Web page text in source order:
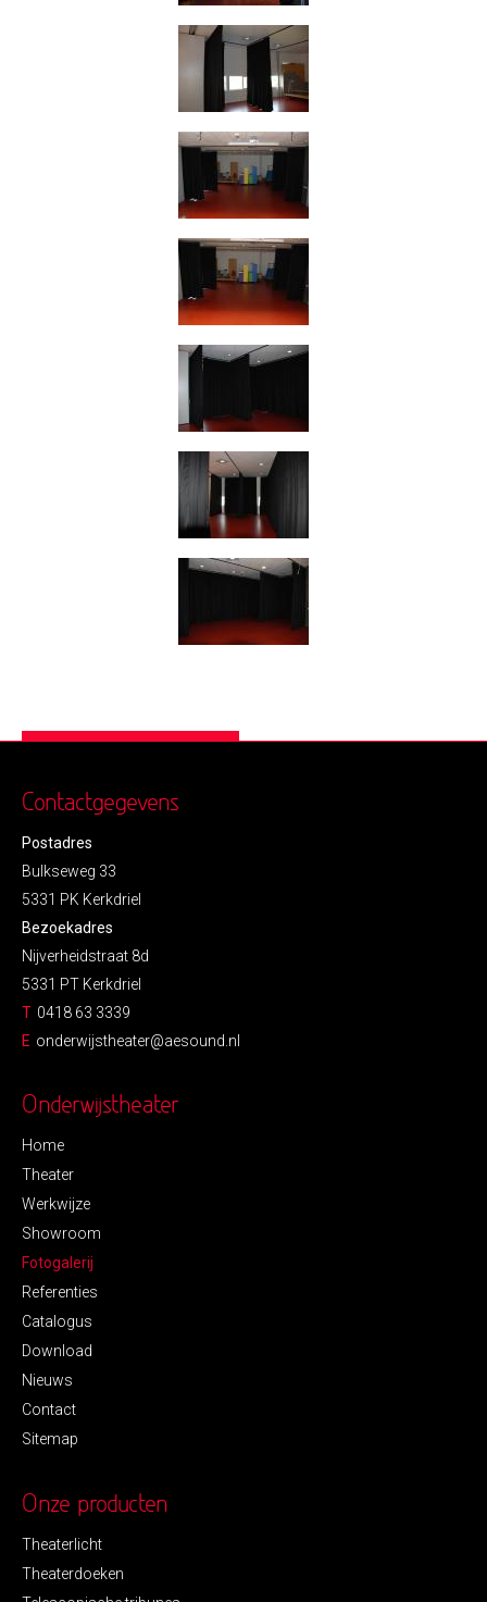
Contactgegevens
Postadres
Bulkseweg 33
5331 PK Kerkdriel
Bezoekadres
Nijverheidstraat 8d
5331 PT Kerkdriel
T 0418 63 3339
E onderwijstheater@aesound.nl
Onderwijstheater
Home
Theater
Werkwijze
Showroom
Fotogalerij
Referenties
Catalogus
Download
Nieuws
Contact
Sitemap
Onze producten
Theaterlicht
Theaterdoeken